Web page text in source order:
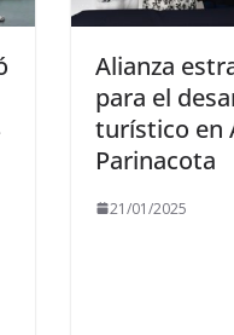
Alianza
para el
turístico en
Parinacota
21/01/2025